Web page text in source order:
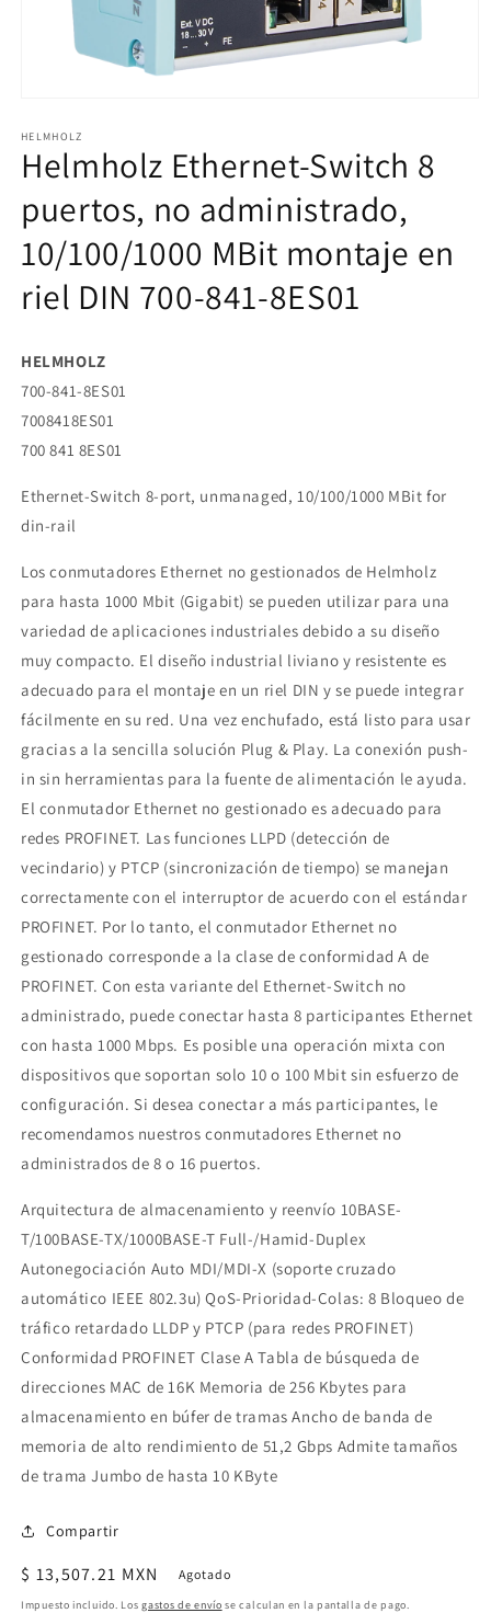
multimedia
1
en
ventana
modal
HELMHOLZ
Helmholz Ethernet-Switch 8
puertos, no administrado,
10/100/1000 MBit montaje en
riel DIN 700-841-8ES01
HELMHOLZ
700-841-8ES01
7008418ES01
700 841 8ES01
Ethernet-Switch 8-port, unmanaged, 10/100/1000 MBit for
din-rail
Los conmutadores Ethernet no gestionados de Helmholz
para hasta 1000 Mbit (Gigabit) se pueden utilizar para una
variedad de aplicaciones industriales debido a su diseño
muy compacto. El diseño industrial liviano y resistente es
adecuado para el montaje en un riel DIN y se puede integrar
fácilmente en su red. Una vez enchufado, está listo para usar
gracias a la sencilla solución Plug & Play. La conexión push-
in sin herramientas para la fuente de alimentación le ayuda.
El conmutador Ethernet no gestionado es adecuado para
redes PROFINET. Las funciones LLPD (detección de
vecindario) y PTCP (sincronización de tiempo) se manejan
correctamente con el interruptor de acuerdo con el estándar
PROFINET. Por lo tanto, el conmutador Ethernet no
gestionado corresponde a la clase de conformidad A de
PROFINET. Con esta variante del Ethernet-Switch no
administrado, puede conectar hasta 8 participantes Ethernet
con hasta 1000 Mbps. Es posible una operación mixta con
dispositivos que soportan solo 10 o 100 Mbit sin esfuerzo de
configuración. Si desea conectar a más participantes, le
recomendamos nuestros conmutadores Ethernet no
administrados de 8 o 16 puertos.
Arquitectura de almacenamiento y reenvío 10BASE-
T/100BASE-TX/1000BASE-T Full-/Hamid-Duplex
Autonegociación Auto MDI/MDI-X (soporte cruzado
automático IEEE 802.3u) QoS-Prioridad-Colas: 8 Bloqueo de
tráfico retardado LLDP y PTCP (para redes PROFINET)
Conformidad PROFINET Clase A Tabla de búsqueda de
direcciones MAC de 16K Memoria de 256 Kbytes para
almacenamiento en búfer de tramas Ancho de banda de
memoria de alto rendimiento de 51,2 Gbps Admite tamaños
de trama Jumbo de hasta 10 KByte
Compartir
Precio
habitual
$ 13,507.21 MXN Agotado
Impuesto incluido. Losgastos de envío se calculan en la pantalla de pago.